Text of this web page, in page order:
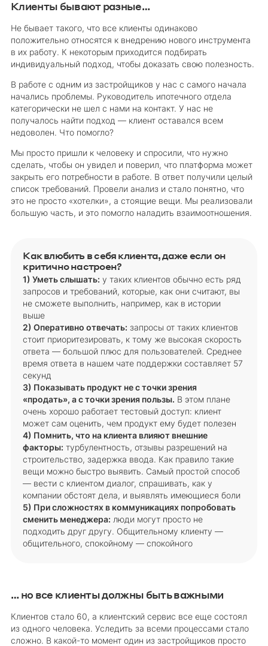
Клиенты бывают разные…
Не бывает такого, что все клиенты одинаково
положительно относятся к внедрению нового инструмента
в их работу. К некоторым приходится подбирать
индивидуальный подход, чтобы доказать свою полезность.
В работе с одним из застройщиков у нас с самого начала
начались проблемы. Руководитель ипотечного отдела
категорически не шел с нами на контакт. У нас не
получалось найти подход — клиент оставался всем
недоволен. Что помогло?
Мы просто пришли к человеку и спросили, что нужно
сделать, чтобы он увидел и поверил, что платформа может
закрыть его потребности в работе. В ответ получили целый
список требований. Провели анализ и стало понятно, что
это не просто «хотелки», а стоящие вещи. Мы реализовали
большую часть, и это помогло наладить взаимоотношения.
Как влюбить в себя клиента, даже если он
критично настроен?
1) Уметь слышать: у таких клиентов обычно есть ряд
запросов и требований, которые, как они считают, вы
не сможете выполнить, например, как в истории
выше
2) Оперативно отвечать: запросы от таких клиентов
стоит приоритезировать, к тому же высокая скорость
ответа — большой плюс для пользователей. Среднее
время ответа в нашем чате поддержки составляет 57
секунд
3) Показывать продукт не с точки зрения
«продать», а с точки зрения пользы. В этом плане
очень хорошо работает тестовый доступ: клиент
может сам оценить, чем продукт ему будет полезен
4) Помнить, что на клиента влияют внешние
факторы: турбулентность, отзывы разрешений на
строительство, задержка ввода. Как правило такие
вещи можно быстро выявить. Самый простой способ
— вести с клиентом диалог, спрашивать, как у
компании обстоят дела, и выявлять имеющиеся боли
5) При сложностях в коммуникациях попробовать
сменить менеджера: люди могут просто не
подходить друг другу. Общительному клиенту —
общительного, спокойному — спокойного
… но все клиенты должны быть важными
Клиентов стало 60, а клиентский сервис все еще состоял
из одного человека. Уследить за всеми процессами стало
сложно. В какой-то момент один из застройщиков просто